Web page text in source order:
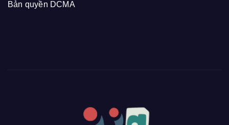
Bản quyền DCMA